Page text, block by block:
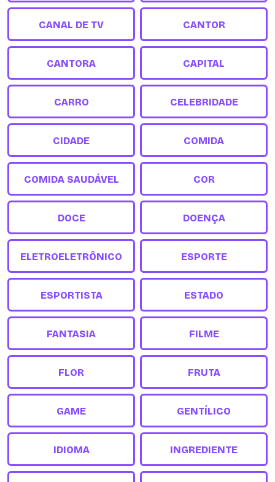
CANAL DE TV CANTOR
CANTORA CAPITAL
CARRO CELEBRIDADE
CIDADE COMIDA
COMIDA SAUDÁVEL COR
DOCE DOENÇA
ELETROELETRÔNICO ESPORTE
ESPORTISTA ESTADO
FANTASIA FILME
FLOR FRUTA
GAME GENTÍLICO
IDIOMA INGREDIENTE